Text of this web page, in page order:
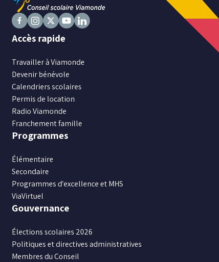
Suivez
sur
Facebook
Suivez
sur
Instagram
Suivez
nous
sur
X
Suivez
sur
Accès rapide
Travailler à Viamonde
Devenir bénévole
Calendriers scolaires
Permis de location
Radio Viamonde
Franchement famille
Programmes
Élémentaire
Secondaire
Programmes d'excellence et MHS
ViaVirtuel
Gouvernance
Élections scolaires 2026
Politiques et directives administratives
Membres du Conseil